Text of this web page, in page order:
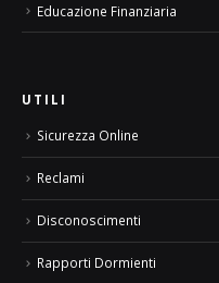
Educazione Finanziaria
UTILI
Sicurezza Online
Reclami
Disconoscimenti
Rapporti Dormienti